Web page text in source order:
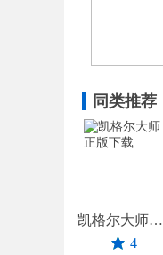
同类推荐
凯格尔大师正版下载
4